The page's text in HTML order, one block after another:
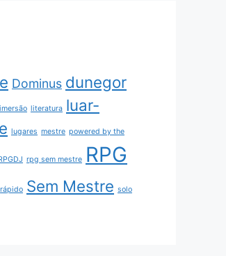
Dominus dunegor
imersão literatura luar-
lugares mestre powered by the
rpg sem mestre RPG
rápido Sem Mestre solo